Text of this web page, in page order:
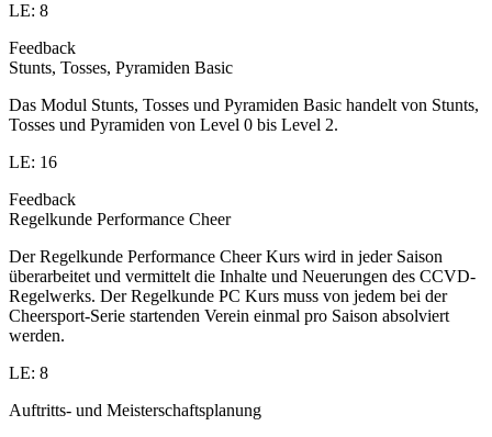
LE: 8
Feedback
Stunts, Tosses, Pyramiden Basic
Das Modul Stunts, Tosses und Pyramiden Basic handelt von Stunts,
Tosses und Pyramiden von Level 0 bis Level 2.
LE: 16
Feedback
Regelkunde Performance Cheer
Der Regelkunde Performance Cheer Kurs wird in jeder Saison
überarbeitet und vermittelt die Inhalte und Neuerungen des CCVD-
Regelwerks. Der Regelkunde PC Kurs muss von jedem bei der
Cheersport-Serie startenden Verein einmal pro Saison absolviert
werden.
LE: 8
Auftritts- und Meisterschaftsplanung